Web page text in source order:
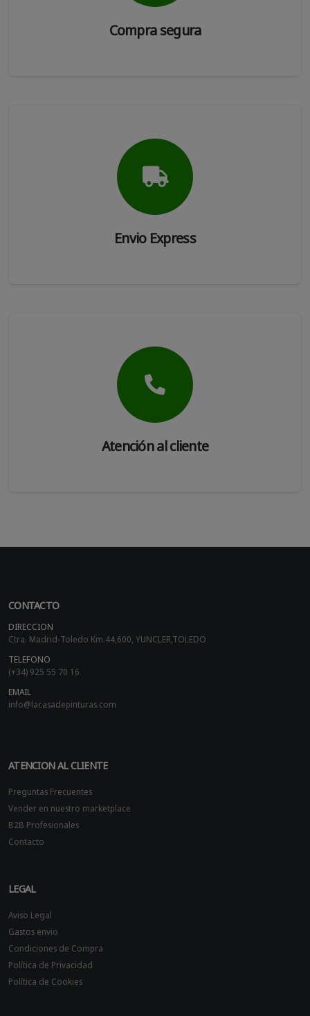
Compra segura
Envio Express
Atención al cliente
CONTACTO
DIRECCION
Ctra. Madrid-Toledo Km.44,600, YUNCLER,TOLEDO
TELEFONO
(+34) 925 55 70 16
EMAIL
info@lacasadepinturas.com
ATENCION AL CLIENTE
Preguntas Frecuentes
Vender en nuestro marketplace
B2B Profesionales
Contacto
LEGAL
Aviso Legal
Gastos envio
Condiciones de Compra
Política de Privacidad
Política de Cookies